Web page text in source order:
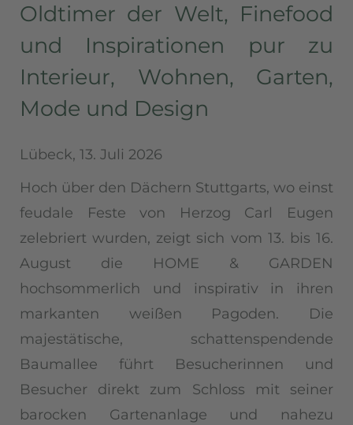
Oldtimer der Welt, Finefood
und Inspirationen pur zu
Interieur, Wohnen, Garten,
Mode und Design
Lübeck, 13. Juli 2026
Hoch über den Dächern Stuttgarts, wo einst
feudale Feste von Herzog Carl Eugen
zelebriert wurden, zeigt sich vom 13. bis 16.
August die HOME & GARDEN
hochsommerlich und inspirativ in ihren
markanten weißen Pagoden. Die
majestätische, schattenspendende
Baumallee führt Besucherinnen und
Besucher direkt zum Schloss mit seiner
barocken Gartenanlage und nahezu